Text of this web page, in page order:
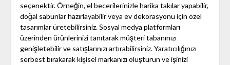
seçenektir. Örneğin, el becerilerinizle harika takılar yapabilir,
doğal sabunlar hazırlayabilir veya ev dekorasyonu için özel
tasarımlar üretebilirsiniz. Sosyal medya platformları
üzerinden ürünlerinizi tanıtarak müşteri tabanınızı
genişletebilir ve satışlarınızı artırabilirsiniz. Yaratıcılığınızı
serbest bırakarak kişisel markanızı oluşturun ve işinizi